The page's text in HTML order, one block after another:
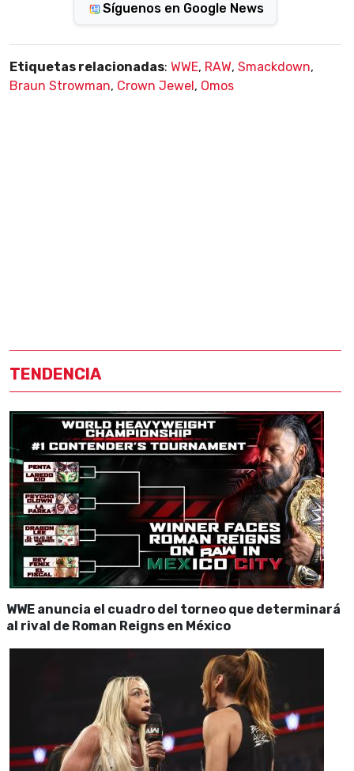
Síguenos en Google News
Etiquetas relacionadas: WWE, RAW, Smackdown,
Braun Strowman, Crown Jewel , Omos
TENDENCIA
WWE anuncia el cuadro del torneo que determinará
al rival de Roman Reigns en México